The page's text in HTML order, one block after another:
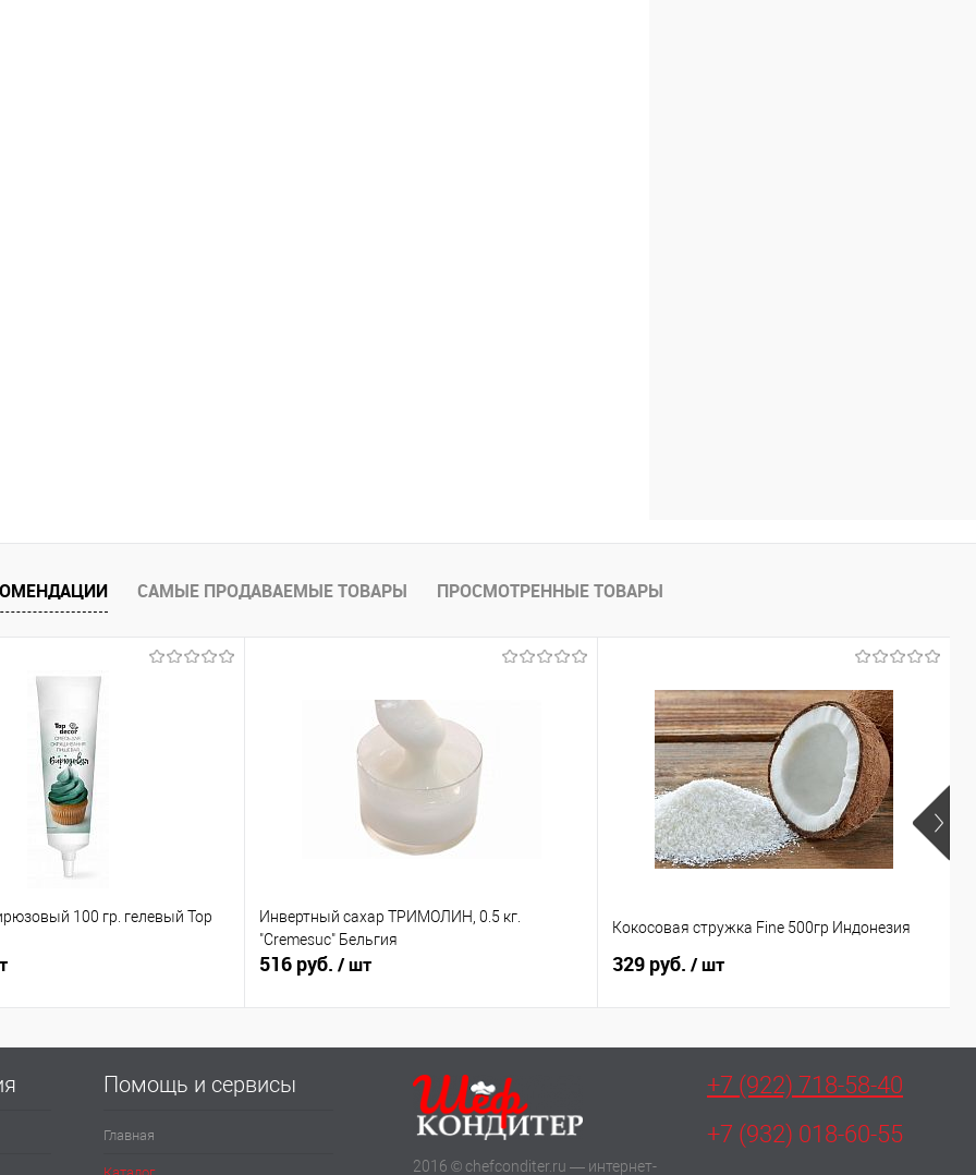
САМЫЕ ПРОДАВАЕМЫЕ ТОВАРЫ ПРОСМОТРЕННЫЕ ТОВАРЫ
100 гр. гелевый Top
Инвертный сахар ТРИМОЛИН, 0.5 кг.
"Cremesuc" Бельгия
516 руб. / шт
Кокосовая стружка Fine 500гр Индонезия
329 руб. / шт
Помощь и сервисы
Главная
2016 © chefconditer.ru — интернет-
+7 (922) 718-58-40
+7 (932) 018-60-55